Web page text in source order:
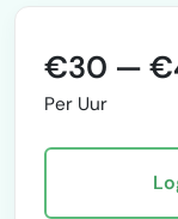
€30 —
Per Uur